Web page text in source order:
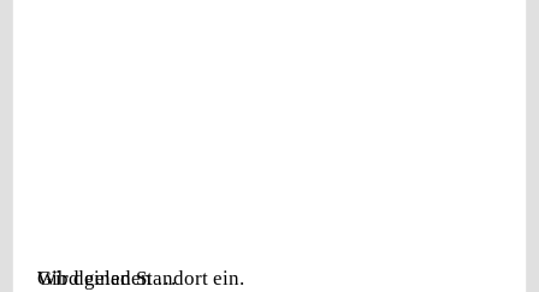
Wird geladen …
Gib deinen Standort ein.